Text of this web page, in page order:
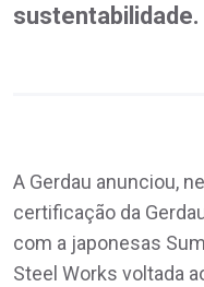
sustentabilidade.
A Gerdau anunciou,
certificação da
com a japonesas
Steel Works voltada